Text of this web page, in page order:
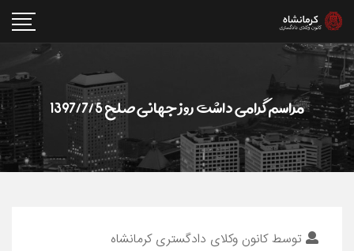
مراسم گرامی داشت روز جهانی صلح 1397/7/5
توسطکانون وکلای دادگستری کرمانشاه